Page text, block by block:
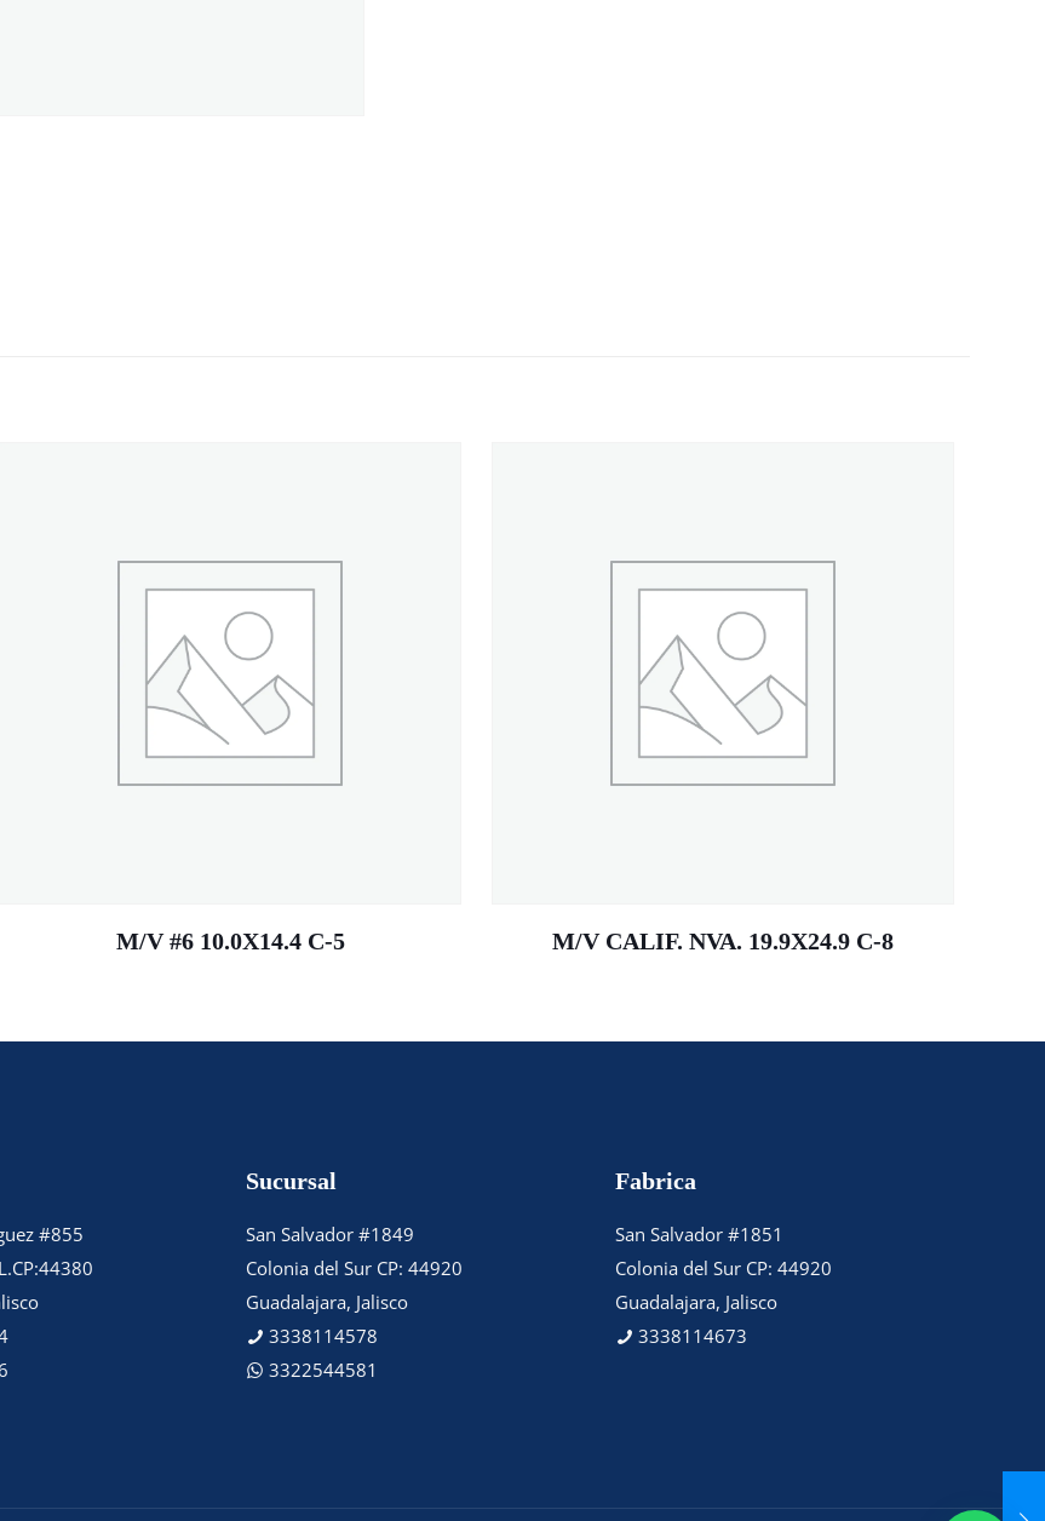
M/V #6 10.0X14.4 C-5 M/V CALIF. NVA. 19.9X24.9 C-8
#855
Sucursal
San Salvador #1849
Colonia del Sur CP: 44920
Guadalajara, Jalisco
3338114578
3322544581
Fabrica
San Salvador #1851
Colonia del Sur CP: 44920
Guadalajara, Jalisco
3338114673